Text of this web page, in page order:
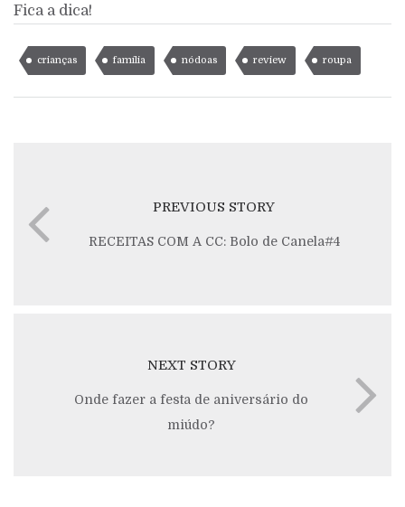
Fica a dica!
crianças família nódoas review roupa
PREVIOUS STORY
RECEITAS COM A CC: Bolo de Canela#4
NEXT STORY
Onde fazer a festa de aniversário do
miúdo?